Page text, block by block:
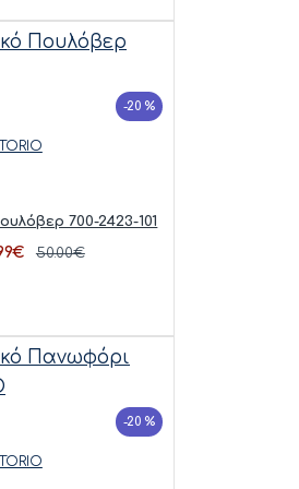
-20 %
700-2423-101
50.00€
-20 %